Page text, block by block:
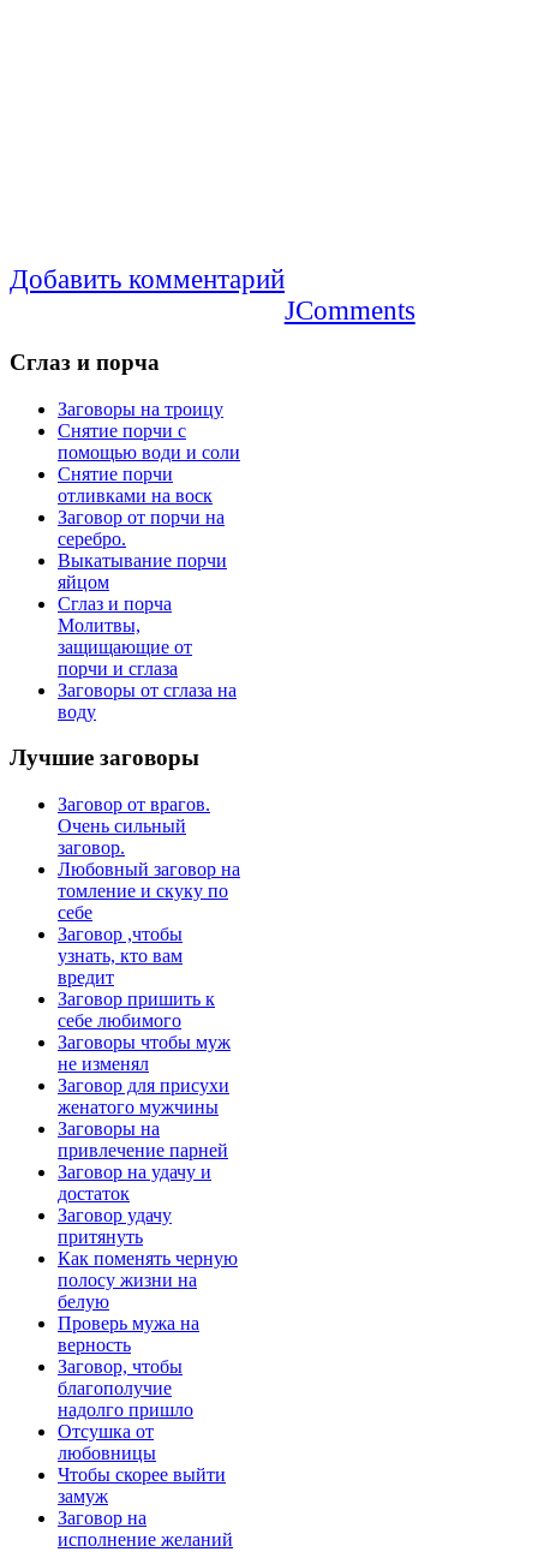
Добавить комментарий
JComments
Сглаз и порча
Заговоры на троицу
Снятие порчи с
помощью води и соли
Снятие порчи
отливками на воск
Заговор от порчи на
серебро.
Выкатывание порчи
яйцом
Сглаз и порча
Молитвы,
защищающие от
порчи и сглаза
Заговоры от сглаза на
воду
Лучшие заговоры
Заговор от врагов.
Очень сильный
заговор.
Любовный заговор на
томление и скуку по
себе
Заговор ,чтобы
узнать, кто вам
вредит
Заговор пришить к
себе любимого
Заговоры чтобы муж
не изменял
Заговор для присухи
женатого мужчины
Заговоры на
привлечение парней
Заговор на удачу и
достаток
Заговор удачу
притянуть
Как поменять черную
полосу жизни на
белую
Проверь мужа на
верность
Заговор, чтобы
благополучие
надолго пришло
Отсушка от
любовницы
Чтобы скорее выйти
замуж
Заговор на
исполнение желаний